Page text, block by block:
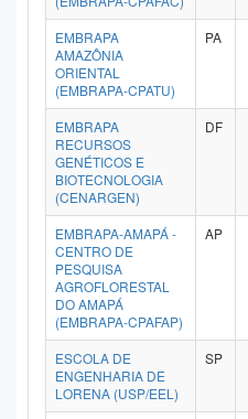
EMBRAPA
AMAZÔNIA
ORIENTAL
(EMBRAPA-CPATU)
PA
EMBRAPA
RECURSOS
GENÉTICOS E
BIOTECNOLOGIA
(CENARGEN)
DF
EMBRAPA-AMAPÁ -
CENTRO DE
PESQUISA
AGROFLORESTAL
DO AMAPÁ
(EMBRAPA-CPAFAP)
AP
ESCOLA DE
ENGENHARIA DE
LORENA (USP/EEL)
SP